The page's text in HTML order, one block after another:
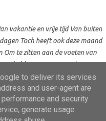
vakantie en vrije tijd Van buiten
Toch heeft ook deze maand
Om te zitten aan de voeten van
hebben geen verre reizen nodig
nodig Maar rust en echte
is Ze hebben geen zomer vol
Die hen leren luisteren Naar
kunnen ze rusten in Zijn nabijheid
door Blogger
to deliver its services
and user-agent are
and security
generate usage